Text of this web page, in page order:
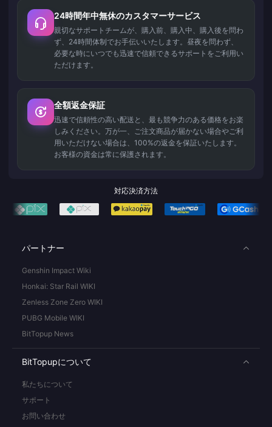
24時間年中無休のカスタマーサービス
親切なサポートチームが、購入前、購入中、購入後を問わ
ず、24時間体制でお手伝いいたします。昼夜を問わず、
必要な時にいつでも迅速で信頼できるサポートをご利用い
ただけます。
全額返金保証
迅速で信頼性の高い配送と、最も競争力のある価格をお楽
しみください。万が一、ご注文商品が届かない場合やご利
用いただけない場合は、100%の返金を保証いたします。
お客様の資金は常に保護されます。
対応決済方法
パートナー
Genshin Impact Wiki
Honkai: Star Rail WIKI
Zenless Zone Zero WIKI
PUBG Mobile WIKI
BitTopup News
BitTopupについて
私たちについて
サポート
お問い合わせ